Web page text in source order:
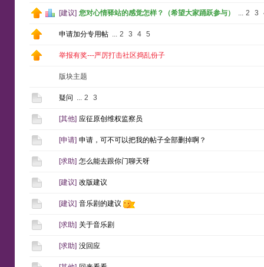
[建议] 您对心情驿站的感觉怎样？（希望大家踊跃参与） ... 2 3
申请加分专用帖 ... 2 3 4 5
举报有奖---严厉打击社区捣乱份子
版块主题
疑问 ... 2 3
[其他] 应征原创维权监察员
[申请] 申请，可不可以把我的帖子全部删掉啊？
[求助] 怎么能去跟你门聊天呀
[建议] 改版建议
[建议] 音乐剧的建议
[求助] 关于音乐剧
[求助] 没回应